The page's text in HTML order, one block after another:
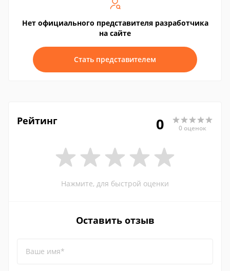
Нет официального представителя разработчика
на сайте
Стать представителем
Рейтинг 0 0 оценок
Нажмите, для быстрой оценки
Оставить отзыв
Ваше имя*